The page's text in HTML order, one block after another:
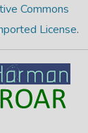
Commons
License.